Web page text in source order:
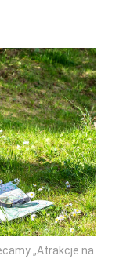
„Atrakcje na